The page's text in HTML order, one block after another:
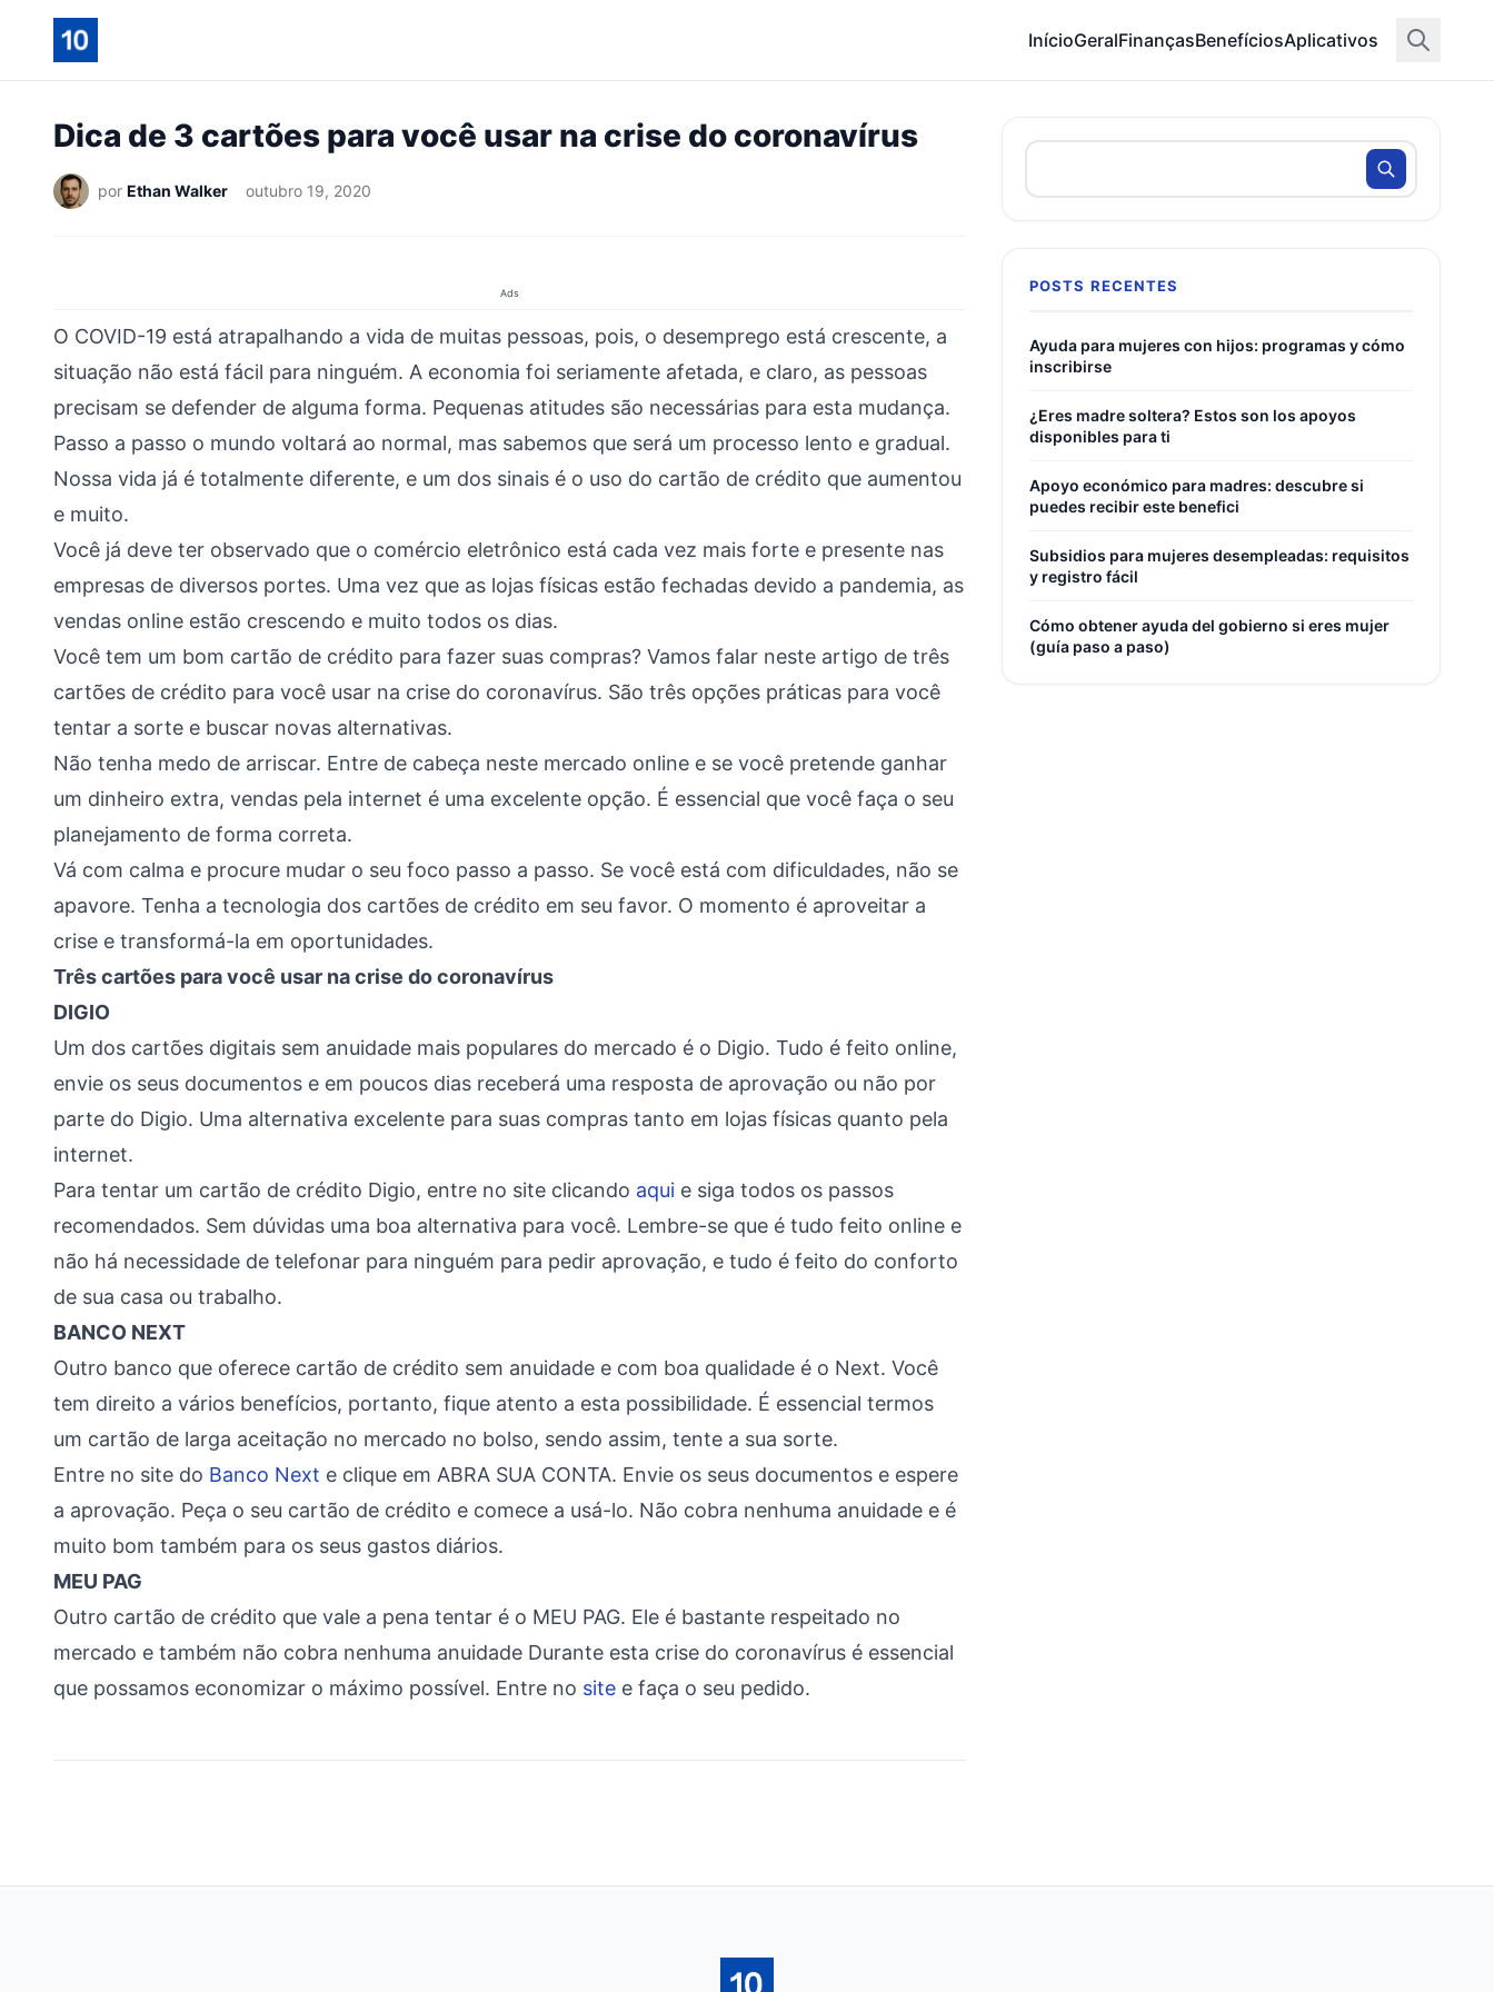
InícioGeralFinançasBenefíciosAplicativos
Dica de 3 cartões para você usar na crise do coronavírus
por Ethan Walker outubro 19, 2020
Ads
O COVID-19 está atrapalhando a vida de muitas pessoas, pois, o desemprego está crescente, a
situação não está fácil para ninguém. A economia foi seriamente afetada, e claro, as pessoas
precisam se defender de alguma forma. Pequenas atitudes são necessárias para esta mudança.
Passo a passo o mundo voltará ao normal, mas sabemos que será um processo lento e gradual.
Nossa vida já é totalmente diferente, e um dos sinais é o uso do cartão de crédito que aumentou
e muito.
Você já deve ter observado que o comércio eletrônico está cada vez mais forte e presente nas
empresas de diversos portes. Uma vez que as lojas físicas estão fechadas devido a pandemia, as
vendas online estão crescendo e muito todos os dias.
Você tem um bom cartão de crédito para fazer suas compras? Vamos falar neste artigo de três
cartões de crédito para você usar na crise do coronavírus. São três opções práticas para você
tentar a sorte e buscar novas alternativas.
Não tenha medo de arriscar. Entre de cabeça neste mercado online e se você pretende ganhar
um dinheiro extra, vendas pela internet é uma excelente opção. É essencial que você faça o seu
planejamento de forma correta.
Vá com calma e procure mudar o seu foco passo a passo. Se você está com dificuldades, não se
apavore. Tenha a tecnologia dos cartões de crédito em seu favor. O momento é aproveitar a
crise e transformá-la em oportunidades.
Três cartões para você usar na crise do coronavírus
DIGIO
Um dos cartões digitais sem anuidade mais populares do mercado é o Digio. Tudo é feito online,
envie os seus documentos e em poucos dias receberá uma resposta de aprovação ou não por
parte do Digio. Uma alternativa excelente para suas compras tanto em lojas físicas quanto pela
internet.
Para tentar um cartão de crédito Digio, entre no site clicando aqui e siga todos os passos
recomendados. Sem dúvidas uma boa alternativa para você. Lembre-se que é tudo feito online e
não há necessidade de telefonar para ninguém para pedir aprovação, e tudo é feito do conforto
de sua casa ou trabalho.
BANCO NEXT
Outro banco que oferece cartão de crédito sem anuidade e com boa qualidade é o Next. Você
tem direito a vários benefícios, portanto, fique atento a esta possibilidade. É essencial termos
um cartão de larga aceitação no mercado no bolso, sendo assim, tente a sua sorte.
Entre no site do Banco Next e clique em ABRA SUA CONTA. Envie os seus documentos e espere
a aprovação. Peça o seu cartão de crédito e comece a usá-lo. Não cobra nenhuma anuidade e é
muito bom também para os seus gastos diários.
MEU PAG
Outro cartão de crédito que vale a pena tentar é o MEU PAG. Ele é bastante respeitado no
mercado e também não cobra nenhuma anuidade Durante esta crise do coronavírus é essencial
que possamos economizar o máximo possível. Entre no site e faça o seu pedido.
POSTS RECENTES
Ayuda para mujeres con hijos: programas y cómo
inscribirse
¿Eres madre soltera? Estos son los apoyos
disponibles para ti
Apoyo económico para madres: descubre si
puedes recibir este benefici
Subsidios para mujeres desempleadas: requisitos
y registro fácil
Cómo obtener ayuda del gobierno si eres mujer
(guía paso a paso)